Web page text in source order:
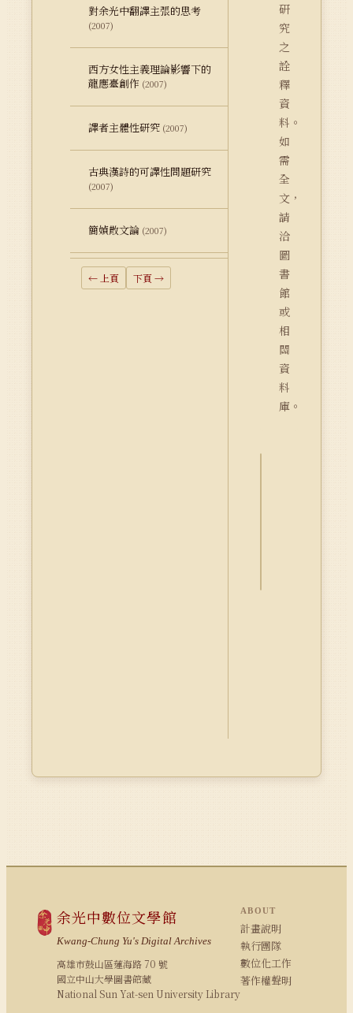
對余光中翻譯主張的思考
(2007)
西方女性主義理論影響下的
龍應臺創作 (2007)
譯者主體性研究 (2007)
古典漢詩的可譯性問題研究
(2007)
簡媜散文論 (2007)
← 上頁 下頁 →
研
究
之
詮
釋
資
料。
如
需
全
文，
請
洽
圖
書
館
或
相
關
資
料
庫。
余光中數位文學館
Kwang-Chung Yu's Digital Archives
高雄市鼓山區蓮海路 70 號
國立中山大學圖書館藏
National Sun Yat-sen University Library
ABOUT
計畫說明
執行團隊
數位化工作
著作權聲明